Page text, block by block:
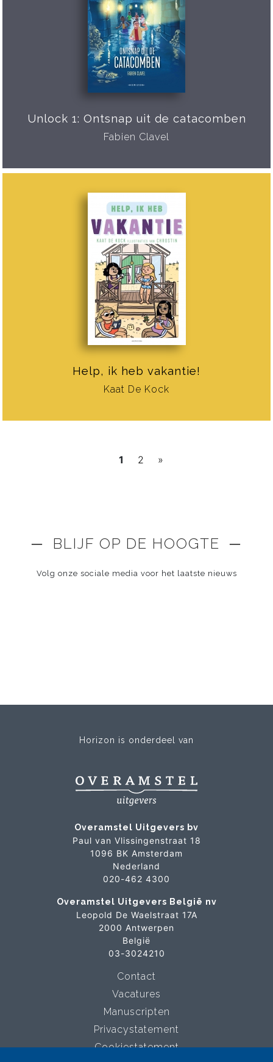
Unlock 1: Ontsnap uit de catacomben
Fabien Clavel
Help, ik heb vakantie!
Kaat De Kock
1 2 »
─ BLIJF OP DE HOOGTE ─
Volg onze sociale media voor het laatste nieuws
Horizon is onderdeel van
Overamstel Uitgevers bv
Paul van Vlissingenstraat 18
1096 BK Amsterdam
Nederland
020-462 4300
Overamstel Uitgevers België nv
Leopold De Waelstraat 17A
2000 Antwerpen
België
03-3024210
Contact
Vacatures
Manuscripten
Privacystatement
Cookiestatement